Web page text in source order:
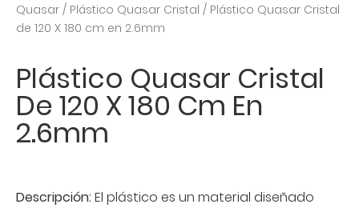
Quasar / Plástico Quasar Cristal / Plástico Quasar Cristal
de 120 X 180 cm en 2.6mm
Plástico Quasar Cristal
De 120 X 180 Cm En
2.6mm
Descripción:El plástico es un material diseñado